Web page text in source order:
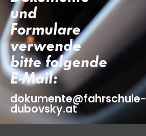
und
Formulare
verwende
bitte folgende
E-Mail:
dokumente@fahrschule-
dubovsky.at